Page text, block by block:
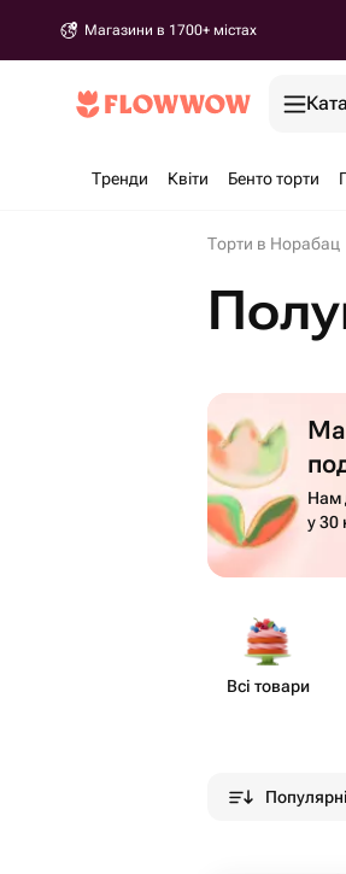
Магазини в 1700+ містах
Тренди Квіти Бенто торти
Торти в Норабац
Нам
у 30
Всі товари
Популярні